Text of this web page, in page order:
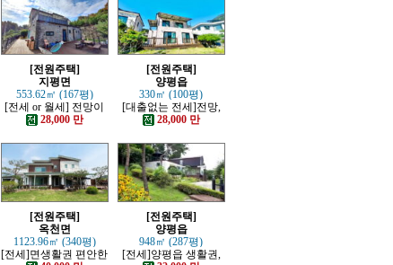
[전원주택]
지평면
553.62㎡ (167평)
[전세 or 월세] 전망이
트인 잘지은 근생 전원
28,000 만
[전원주택]
양평읍
330㎡ (100평)
[대출없는 전세]전망,
접근성 좋은 전원주택
28,000 만
[전원주택]
옥천면
1123.96㎡ (340평)
[전세]면생활권 편안한
[전원주택]
양평읍
948㎡ (287평)
[전세]양평읍 생활권,